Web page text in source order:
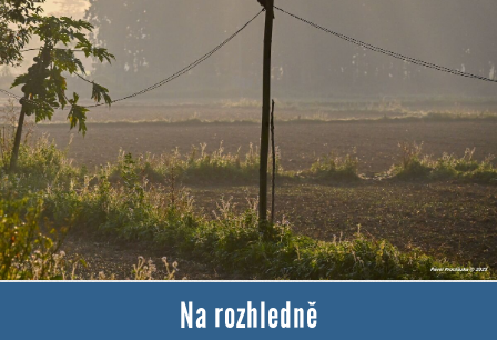
Měli jste účet na starém webu?
Na rozhledně